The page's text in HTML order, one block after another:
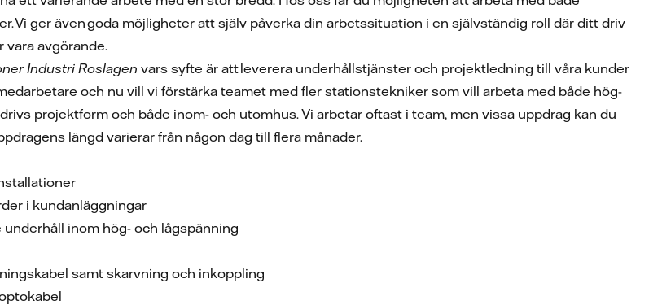
Vi ger även goda möjligheter att själv påverka din arbetssituation i en självständig roll där ditt driv
vara avgörande.
Industri Roslagen vars syfte är att leverera underhållstjänster och projektledning till våra kunder
och nu vill vi förstärka teamet med fler stationstekniker som vill arbeta med både hög-
projektform och både inom- och utomhus. Vi arbetar oftast i team, men vissa uppdrag kan du
längd varierar från någon dag till flera månader.
i kundanläggningar
inom hög- och lågspänning
samt skarvning och inkoppling